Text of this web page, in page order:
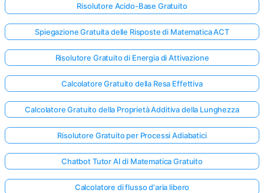
Risolutore Acido-Base Gratuito
Spiegazione Gratuita delle Risposte di Matematica ACT
Risolutore Gratuito di Energia di Attivazione
Calcolatore Gratuito della Resa Effettiva
Calcolatore Gratuito della Proprietà Additiva della Lunghezza
Risolutore Gratuito per Processi Adiabatici
Chatbot Tutor AI di Matematica Gratuito
Calcolatore di flusso d'aria libero